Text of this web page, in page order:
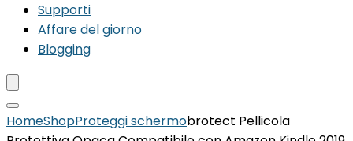
Supporti
Affare del giorno
Blogging
HomeShopProteggi schermobrotect Pellicola